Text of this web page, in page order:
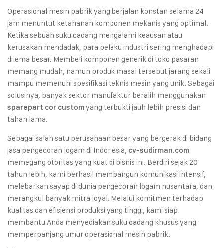
Operasional mesin pabrik yang berjalan konstan selama 24
jam menuntut ketahanan komponen mekanis yang optimal.
Ketika sebuah suku cadang mengalami keausan atau
kerusakan mendadak, para pelaku industri sering menghadapi
dilema besar. Membeli komponen generik di toko pasaran
memang mudah, namun produk masal tersebut jarang sekali
mampu memenuhi spesifikasi teknis mesin yang unik. Sebagai
solusinya, banyak sektor manufaktur beralih menggunakan
sparepart cor customyang terbukti jauh lebih presisi dan
tahan lama.
Sebagai salah satu perusahaan besar yang bergerak di bidang
jasa pengecoran logam di Indonesia, cv-sudirman.com
memegang otoritas yang kuat di bisnis ini. Berdiri sejak 20
tahun lebih, kami berhasil membangun komunikasi intensif,
melebarkan sayap di dunia pengecoran logam nusantara, dan
merangkul banyak mitra loyal. Melalui komitmen terhadap
kualitas dan efisiensi produksi yang tinggi, kami siap
membantu Anda menyediakan suku cadang khusus yang
memperpanjang umur operasional mesin pabrik.